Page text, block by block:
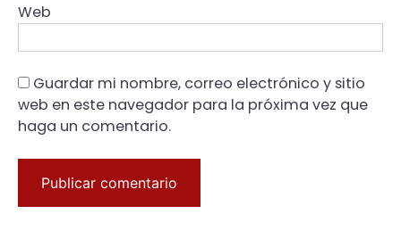
Web
Guardar mi nombre, correo electrónico y sitio
web en este navegador para la próxima vez que
haga un comentario.